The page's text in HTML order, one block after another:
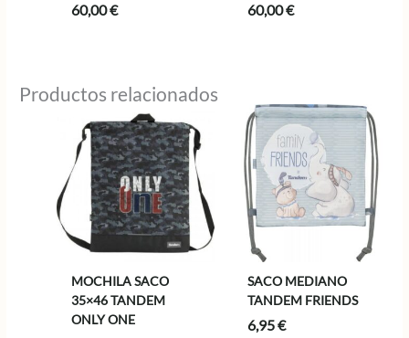
60,00€ 60,00€
Productos relacionados
MOCHILA SACO
35×46 TANDEM
ONLY ONE
SACO MEDIANO
TANDEM FRIENDS
6,95€